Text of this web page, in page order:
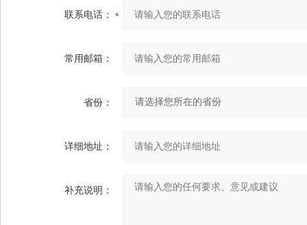
联系电话：
常用邮箱：
省份：
详细地址：
补充说明：